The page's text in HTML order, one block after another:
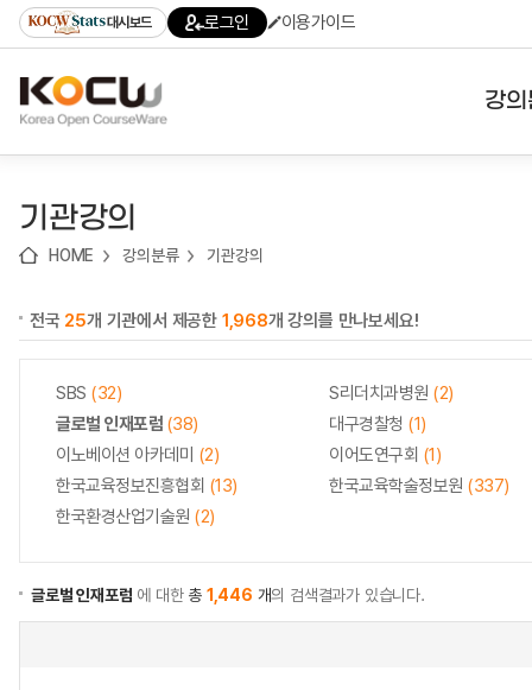
기
기
기
content)
가
대시보드 로그인 이용가이드
강
기관강의
HOME 강의분류 기관강의
전국 25개 기관에서 제공한 1,968개 강의를 만나보세요!
SBS (32) S리더치과병원 (2)
글로벌 인재포럼 (38) 대구경찰청 (1)
이노베이션 아카데미 (2) 이어도연구회 (1)
한국교육정보진흥협회 (13) 한국교육학술정보원 (337)
한국환경산업기술원 (2)
글로벌 인재포럼 에 대한총 1,446 개의 검색결과가 있습니다.